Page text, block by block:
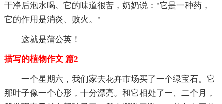
干净后泡水喝。它的味道很苦，奶奶说："它是一种药，
它的作用是消炎、败火。"
这就是蒲公英！
描写的植物作文 篇2
一个星期六，我们家去花卉市场买了一个绿宝石。它
那叶子像一个心形，十分漂亮。和它相处了一、二个月，